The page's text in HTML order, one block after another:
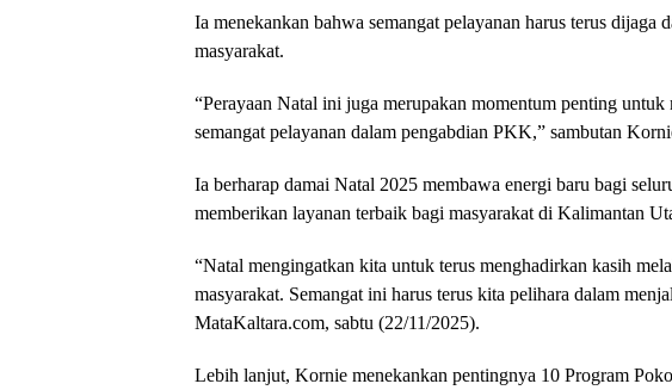
Ia menekankan bahwa semangat pelayanan harus terus dijaga
masyarakat.
“Perayaan Natal ini juga merupakan momentum penting
semangat pelayanan dalam pengabdian PKK,” sambutan
Ia berharap damai Natal 2025 membawa energi baru bagi
memberikan layanan terbaik bagi masyarakat di Kalimantan
“Natal mengingatkan kita untuk terus menghadirkan kasih
masyarakat. Semangat ini harus terus kita pelihara dalam
MataKaltara.com, sabtu (22/11/2025).
Lebih lanjut, Kornie menekankan pentingnya 10 Program